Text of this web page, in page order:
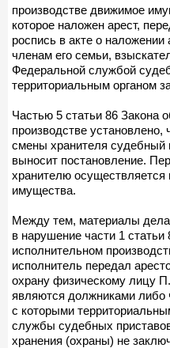
производстве движимое
которое наложен арест,
роспись в акте о
членам его семьи,
Федеральной службой
территориальным органом
Частью 5 статьи 86 Закона
производстве установлено,
смены хранителя судебный
выносит постановление.
хранителю осуществляется
имущества.
Между тем, материалы
в нарушение части 1 статьи
исполнительном
исполнитель передал
охрану физическому лицу
являются должниками
с которыми
службы судебных
хранения (охраны) не